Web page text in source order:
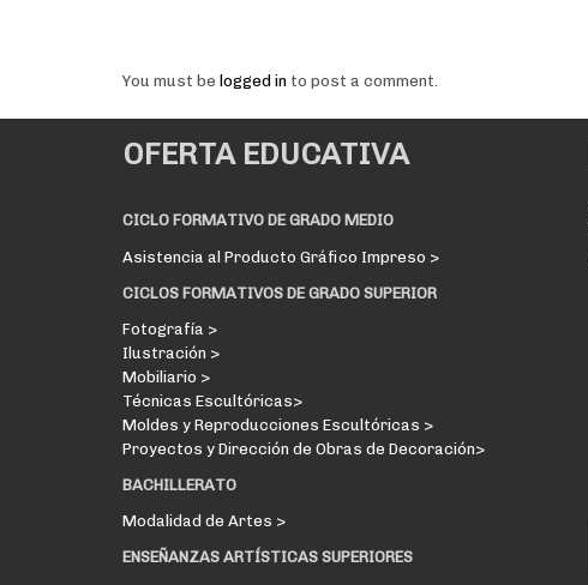
You must be logged in to post a comment.
OFERTA EDUCATIVA
CICLO FORMATIVO DE GRADO MEDIO
Asistencia al Producto Gráfico Impreso >
CICLOS FORMATIVOS DE GRADO SUPERIOR
Fotografía >
Ilustración >
Mobiliario >
Técnicas Escultóricas>
Moldes y Reproducciones Escultóricas >
Proyectos y Dirección de Obras de Decoración>
BACHILLERATO
Modalidad de Artes >
ENSEÑANZAS ARTÍSTICAS SUPERIORES